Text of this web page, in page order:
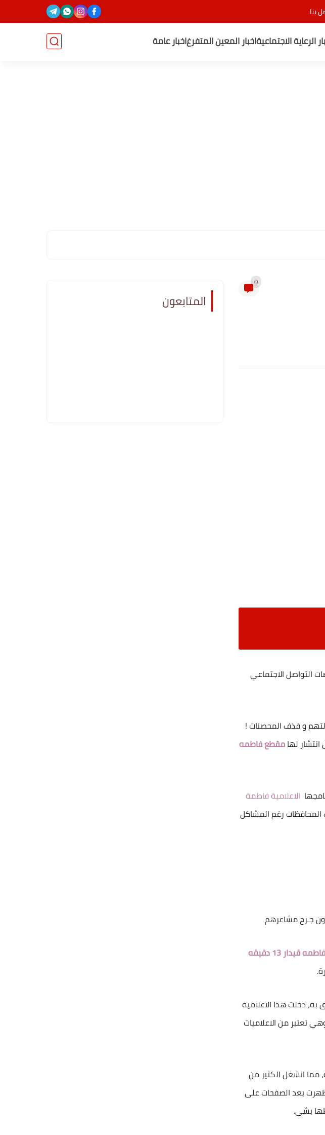
بنا
الرعاية الاجتماعيةاخبار المعين المتفرغاخبار عامة
0
التواصل الاجتماعي
و قذف المحصنات !
لهامقطع فاطمه
الاعلامية فاطمة
المحافظات رغم المشاكل
جـرح مشاعرهم
مقطع فاطمه قيدار 13 دقيقه
دخلت هذا الاعلامية
تعتبر من الاعلاميات
انشغل الكثير من
ظهرت بعد الصفحات على
بشي.
المتابعون